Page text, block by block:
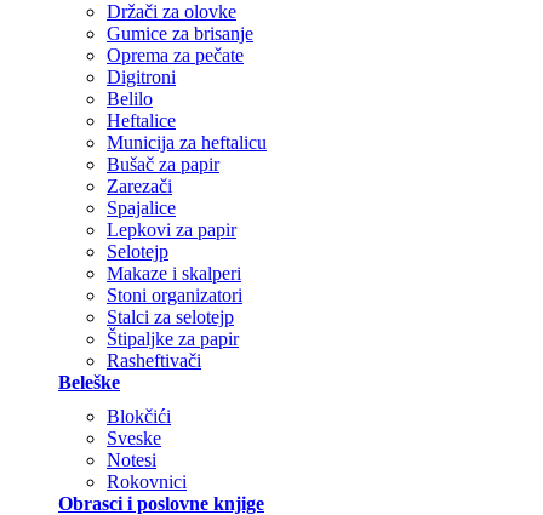
Držači za olovke
Gumice za brisanje
Oprema za pečate
Digitroni
Belilo
Heftalice
Municija za heftalicu
Bušač za papir
Zarezači
Spajalice
Lepkovi za papir
Selotejp
Makaze i skalperi
Stoni organizatori
Stalci za selotejp
Štipaljke za papir
Rasheftivači
Beleške
Blokčići
Sveske
Notesi
Rokovnici
Obrasci i poslovne knjige